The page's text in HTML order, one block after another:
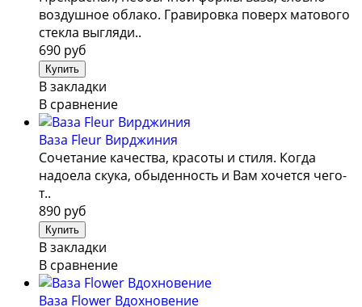
воздушное облако. Гравировка поверх матового
стекла выгляди..
690 руб
В закладки
В сравнение
Ваза Fleur Вирджиния
Сочетание качества, красоты и стиля. Когда
надоела скука, обыденность и Вам хочется чего-
т..
890 руб
В закладки
В сравнение
Ваза Flower Вдохновение